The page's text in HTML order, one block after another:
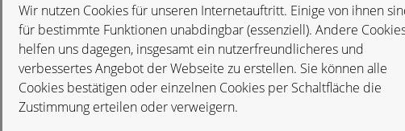
Wir nutzen Cookies für unseren Internetauftritt. Einige von ihnen
für bestimmte Funktionen unabdingbar (essenziell). Andere
helfen uns dagegen, insgesamt ein nutzerfreundlicheres und
verbessertes Angebot der Webseite zu erstellen. Sie können alle
Cookies bestätigen oder einzelnen Cookies per Schaltfläche die
Zustimmung erteilen oder verweigern.